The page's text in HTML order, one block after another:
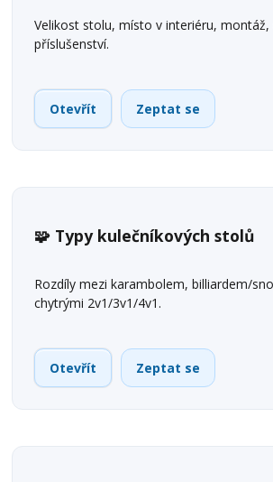
Velikost stolu, místo v interiéru, montáž,
příslušenství.
Otevřít Zeptat se
🧩 Typy kulečníkových stolů
Rozdíly mezi karambolem, billiardem/
chytrými 2v1/3v1/4v1.
Otevřít Zeptat se